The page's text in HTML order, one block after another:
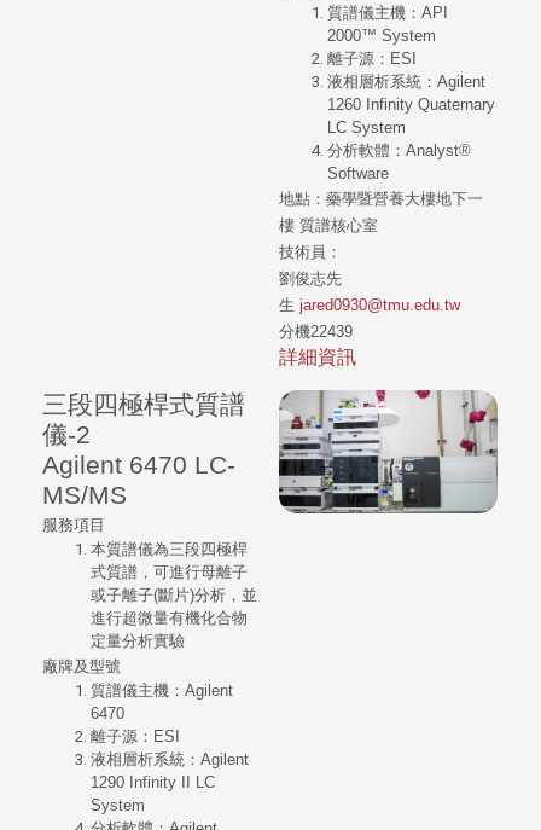
質譜儀主機：API
2000™ System
離子源：ESI
液相層析系統：Agilent
1260 Infinity Quaternary
LC System
分析軟體：Analyst®
Software
地點：藥學暨營養大樓地下一
樓 質譜核心室
技術員：
劉俊志先
生jared0930@tmu.edu.tw
分機22439
詳細資訊
三段四極桿式質譜
儀-2
Agilent 6470 LC-
MS/MS
服務項目
本質譜儀為三段四極桿
式質譜，可進行母離子
或子離子(斷片)分析，並
進行超微量有機化合物
定量分析實驗
廠牌及型號
質譜儀主機：Agilent
6470
離子源：ESI
液相層析系統：Agilent
1290 Infinity II LC
System